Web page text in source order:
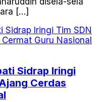
[…]
Sidrap Iringi
Cerdas